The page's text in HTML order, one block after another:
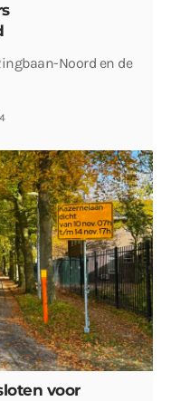
Noord en de
voor